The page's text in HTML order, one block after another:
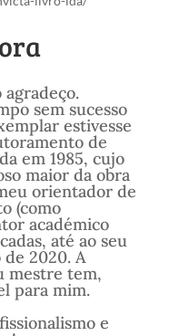
sem sucesso
estivesse
de
em 1985, cujo
maior da obra
orientador de
(como
académico
até ao seu
2020. A
mestre tem,
para mim.
e